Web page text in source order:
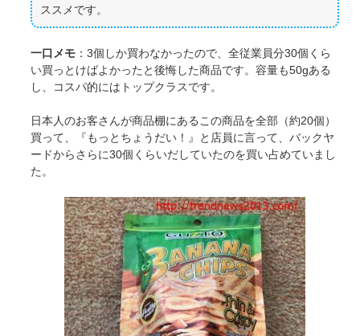
ススメです。
一口メモ ：3個しか買わなかったので、全従業員分30個くら
い買っとけばよかったと後悔した商品です。容量も50gある
し、コスパ的にはトップクラスです。
日本人のお客さんが商品棚にあるこの商品を全部（約20個）
買って、『もっとちょうだい！』と店員に言って、バックヤ
ードからさらに30個くらいだしていたのを買い占めていまし
た。